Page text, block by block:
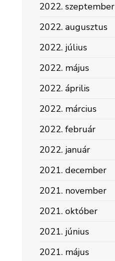
2022. szeptember
2022. augusztus
2022. július
2022. május
2022. április
2022. március
2022. február
2022. január
2021. december
2021. november
2021. október
2021. június
2021. május